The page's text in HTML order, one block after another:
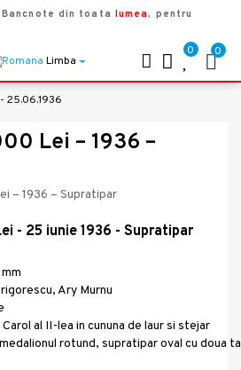
Bancnote din toata lumea, pentru
Limba
0 0
25.06.1936
- 25 iunie 1936 - Supratipar
Ary Murnu
al II-lea in cununa de laur si stejar
rotund, supratipar oval cu doua